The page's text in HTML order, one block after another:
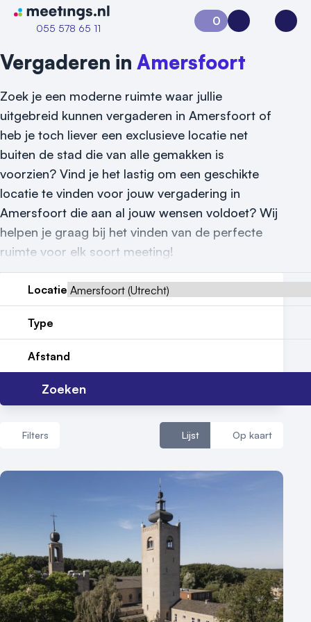
Naar home van Meetings
055 578 65 11
Vraag locatie aan
Locatiegids
Meld locatie aan
Nieuws
Reviews (5⭐️)
Contact
0
Aanvraag 0Inloggen
Vergaderen in Amersfoort
Zoek je een moderne ruimte waar jullie
uitgebreid kunnen vergaderen in Amersfoort of
heb je toch liever een exclusieve locatie net
buiten de stad die van alle gemakken is
voorzien? Vind je het lastig om een geschikte
locatie te vinden voor jouw vergadering in
Amersfoort die aan al jouw wensen voldoet? Wij
helpen je graag bij het vinden van de perfecte
ruimte voor elk soort meeting!
Locatie
Type
Afstand
Zoeken
Filters Lijst Op kaart
1 - 5 zalen
6 - 10 zalen
10 of meer zalen
Aantal personen
1 - 50 personen